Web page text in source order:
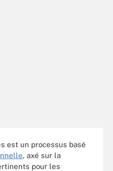
est un processus basé
, axé sur la
pour les